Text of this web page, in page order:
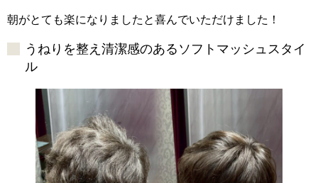
朝がとても楽になりましたと喜んでいただけました！
うねりを整え清潔感のあるソフトマッシュスタイ
ル